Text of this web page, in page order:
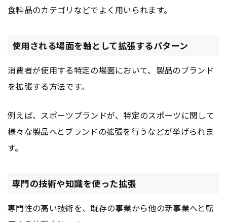
食料品のカテゴリなどでよく用いられます。
使用される場面を軸として拡張するパターン
消費者が使用する特定の場面において、製品のブランド
を拡張する方法です。
例えば、スポーツブランドが、特定のスポーツに関して
様々な製品へとブランドの拡張を行うなどが挙げられま
す。
専門の技術や知識を使った拡張
専門性の高い技術を、既存の事業から他の新事業へと転